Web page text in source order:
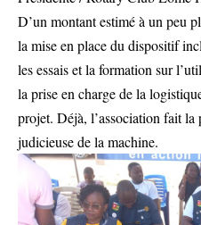
D’un montant estimé à un peu
la mise en place du dispositif
les essais et la formation sur
la prise en charge de la
projet. Déjà, l’association fait la
judicieuse de la machine.